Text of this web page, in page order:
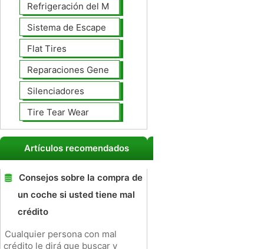
Refrigeración del Motor
Sistema de Escape
Flat Tires
Reparaciones Generales
Silenciadores
Tire Tear Wear
Artículos recomendados
Consejos sobre la compra de
un coche si usted tiene mal
crédito
Cualquier persona con mal
crédito le dirá que buscar y